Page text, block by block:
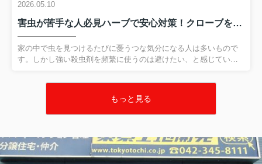
お問い合わせ等につきましては、ホームページよりいつでも
お送りいただけますが、
５月の定休日
1日（金）～
日（水）
12日（火）、13日（水）
な使い方を、基本から季節ごとのコツまで順番に解説します。冷
量や電気代の考え方、健康面への配慮もあわせて整理します。こ
れからエアコンの使い方を見直したい方は、ぜひ最後まで読み進
めて、日々の暮らしに取り入れてみてください。 【目次】・賃貸
住宅入居者のためのエアコンの上手な使い方基本・賃貸住宅で夏
2026.05.10
害虫が苦手な人必見ハーブで安心対策！クローブを使った虫よけ活用術を解説
家の中で虫を見つけるたびに憂うつな気分になる人は多いもので
す。しかし強い殺虫剤を頻繁に使うのは避けたい、と感じている
りを生かした害虫対策です。なかでもクローブは、精油成分を中
手に暮らしに取り入れやすい素材です。本記事では、ハーブの害
虫忌避メカニズムから、虫嫌いな人でも手軽に試せるクローブ活
く解説します。最後まで読むことで、必要以上に殺虫剤に頼ら
ず、住まいを快適に保つための考え方や具体的な工夫が分かりま
す。 【目次】・虫嫌い...
もっと見る